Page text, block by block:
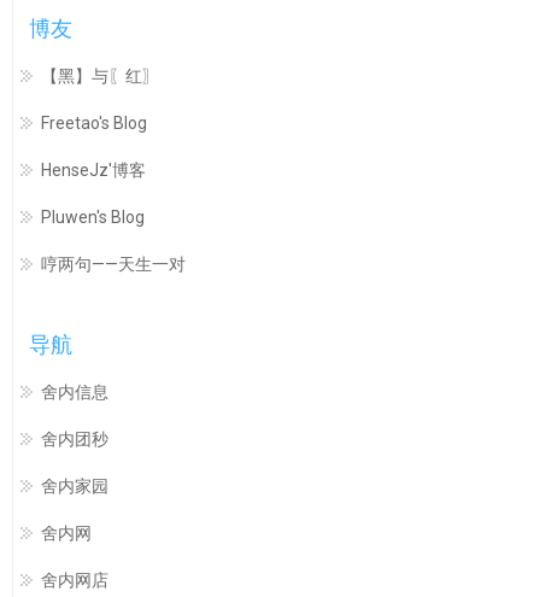
博友
【黑】与〖红〗
Freetao's Blog
HenseJz'博客
Pluwen's Blog
哼两句——天生一对
导航
舍内信息
舍内团秒
舍内家园
舍内网
舍内网店